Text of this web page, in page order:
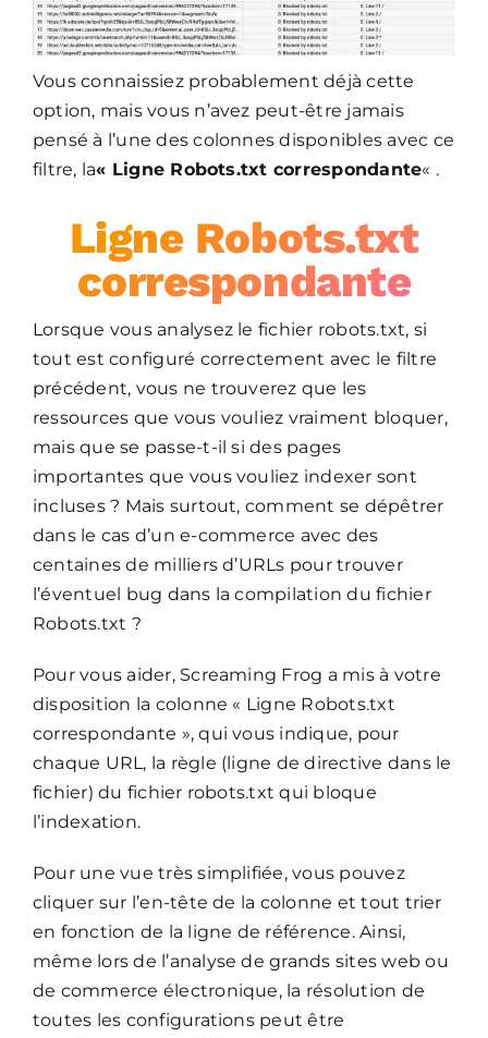
Vous connaissiez probablement déjà cette
option, mais vous n’avez peut-être jamais
pensé à l’une des colonnes disponibles avec ce
filtre, la« Ligne Robots.txt correspondante« .
Ligne Robots.txt
correspondante
Lorsque vous analysez le fichier robots.txt, si
tout est configuré correctement avec le filtre
précédent, vous ne trouverez que les
ressources que vous vouliez vraiment bloquer,
mais que se passe-t-il si des pages
importantes que vous vouliez indexer sont
incluses ? Mais surtout, comment se dépêtrer
dans le cas d’un e-commerce avec des
centaines de milliers d’URLs pour trouver
l’éventuel bug dans la compilation du fichier
Robots.txt ?
Pour vous aider, Screaming Frog a mis à votre
disposition la colonne « Ligne Robots.txt
correspondante », qui vous indique, pour
chaque URL, la règle (ligne de directive dans le
fichier) du fichier robots.txt qui bloque
l’indexation.
Pour une vue très simplifiée, vous pouvez
cliquer sur l’en-tête de la colonne et tout trier
en fonction de la ligne de référence. Ainsi,
même lors de l’analyse de grands sites web ou
de commerce électronique, la résolution de
toutes les configurations peut être